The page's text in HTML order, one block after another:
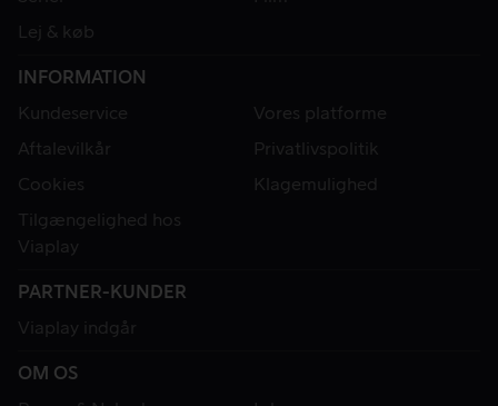
Lej & køb
INFORMATION
Kundeservice
Vores platforme
Aftalevilkår
Privatlivspolitik
Cookies
Klagemulighed
Tilgængelighed hos
Viaplay
PARTNER-KUNDER
Viaplay indgår
OM OS